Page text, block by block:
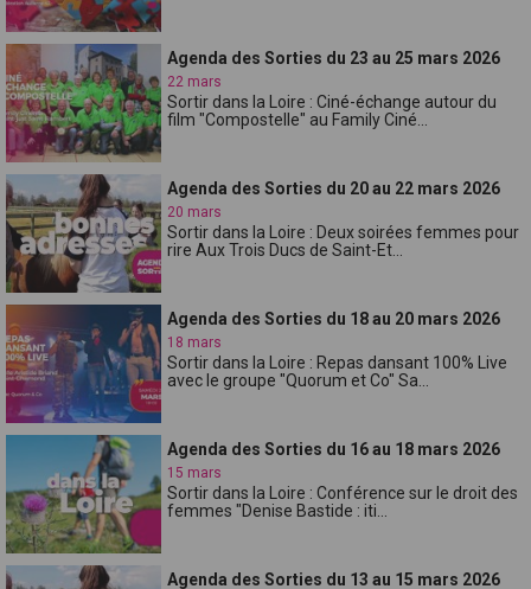
Agenda des Sorties du 23 au 25 mars 2026
22 mars
Sortir dans la Loire : Ciné-échange autour du
film "Compostelle" au Family Ciné...
Agenda des Sorties du 20 au 22 mars 2026
20 mars
Sortir dans la Loire : Deux soirées femmes pour
rire Aux Trois Ducs de Saint-Et...
Agenda des Sorties du 18 au 20 mars 2026
18 mars
Sortir dans la Loire : Repas dansant 100% Live
avec le groupe "Quorum et Co" Sa...
Agenda des Sorties du 16 au 18 mars 2026
15 mars
Sortir dans la Loire : Conférence sur le droit des
femmes "Denise Bastide : iti...
Agenda des Sorties du 13 au 15 mars 2026